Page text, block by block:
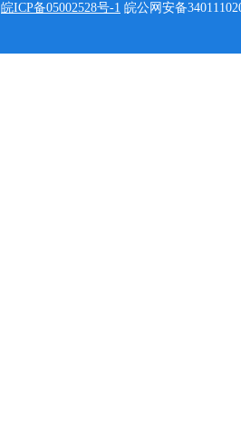
皖ICP备05002528号-1 皖公网安备